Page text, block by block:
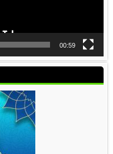
00:59